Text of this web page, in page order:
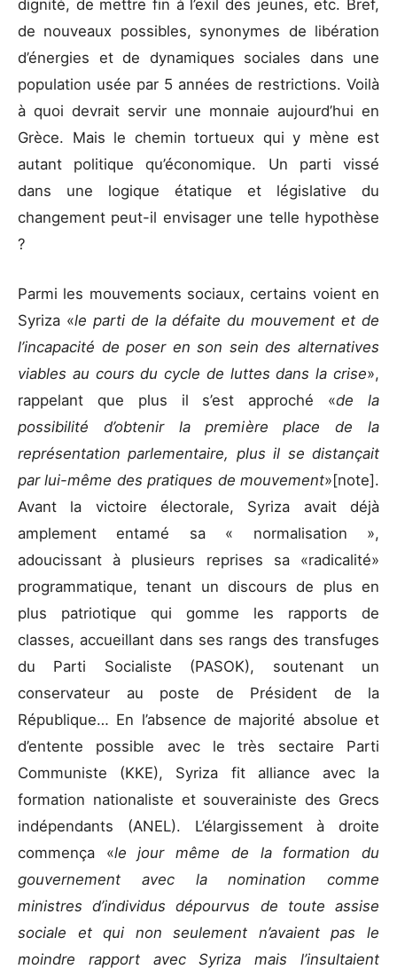
dignité, de mettre fin à l’exil des jeunes, etc. Bref,
de nouveaux possibles, synonymes de libération
d’énergies et de dynamiques sociales dans une
population usée par 5 années de restrictions. Voilà
à quoi devrait servir une monnaie aujourd’hui en
Grèce. Mais le chemin tortueux qui y mène est
autant politique qu’économique. Un parti vissé
dans une logique étatique et législative du
changement peut-il envisager une telle hypothèse
?
Parmi les mouvements sociaux, certains voient en
Syriza «le parti de la défaite du mouvement et de
l’incapacité de poser en son sein des alternatives
viables au cours du cycle de luttes dans la crise»,
rappelant que plus il s’est approché «de la
possibilité d’obtenir la première place de la
représentation parlementaire, plus il se distançait
par lui-même des pratiques de mouvement»[note].
Avant la victoire électorale, Syriza avait déjà
amplement entamé sa « normalisation »,
adoucissant à plusieurs reprises sa «radicalité»
programmatique, tenant un discours de plus en
plus patriotique qui gomme les rapports de
classes, accueillant dans ses rangs des transfuges
du Parti Socialiste (PASOK), soutenant un
conservateur au poste de Président de la
République… En l’absence de majorité absolue et
d’entente possible avec le très sectaire Parti
Communiste (KKE), Syriza fit alliance avec la
formation nationaliste et souverainiste des Grecs
indépendants (ANEL). L’élargissement à droite
commença «le jour même de la formation du
gouvernement avec la nomination comme
ministres d’individus dépourvus de toute assise
sociale et qui non seulement n’avaient pas le
moindre rapport avec Syriza mais l’insultaient